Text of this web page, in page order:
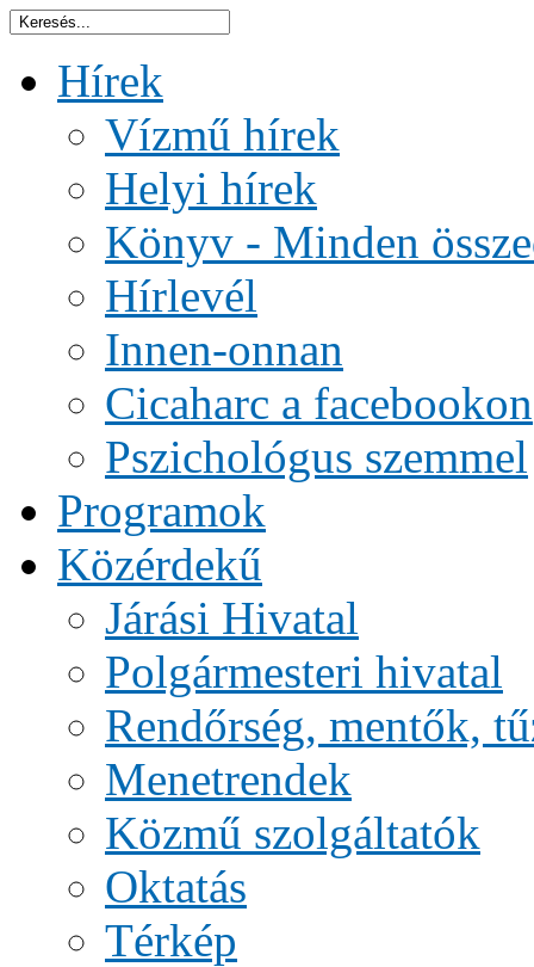
Hírek
Vízmű hírek
Helyi hírek
Könyv - Minden
Hírlevél
Innen-onnan
Cicaharc a facebookon
Pszichológus szemmel
Programok
Közérdekű
Járási Hivatal
Polgármesteri hivatal
Rendőrség, mentők,
Menetrendek
Közmű szolgáltatók
Oktatás
Térkép